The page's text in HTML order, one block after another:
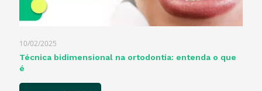
10/02/2025
Técnica bidimensional na ortodontia: entenda o que
é